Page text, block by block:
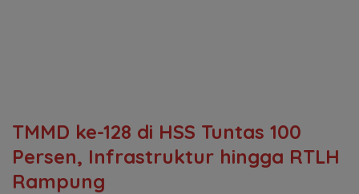
TMMD ke-128 di HSS Tuntas 100
Persen, Infrastruktur hingga RTLH
Rampung